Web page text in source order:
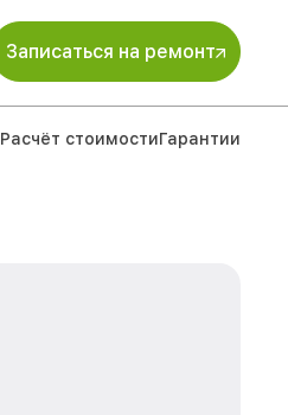
Записаться на ремонт
Расчёт стоимостиГарантии